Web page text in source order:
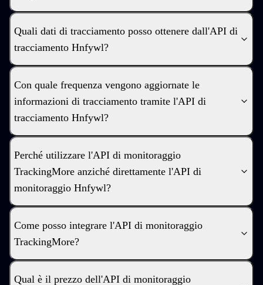
Quali dati di tracciamento posso ottenere dall'API di
tracciamento Hnfywl?
Con quale frequenza vengono aggiornate le
informazioni di tracciamento tramite l'API di
tracciamento Hnfywl?
Perché utilizzare l'API di monitoraggio
TrackingMore anziché direttamente l'API di
monitoraggio Hnfywl?
Come posso integrare l'API di monitoraggio
TrackingMore?
Qual è il prezzo dell'API di monitoraggio